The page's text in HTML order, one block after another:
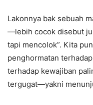
Lakonnya bak sebuah
—lebih cocok disebut
tapi mencolok”. Kita
penghormatan
terhadap kewajiban
tergugat—yakni